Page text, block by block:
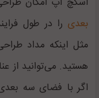
بعدیرا در طول
مثل اینکه مداد
هستید. می‌توانید از
اگر با فضای سه بعدی